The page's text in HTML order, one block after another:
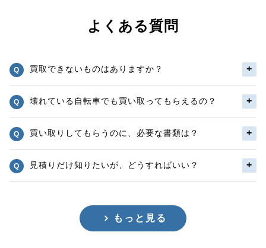
よくある質問
買取できないものはありますか？
壊れている自転車でも買い取ってもらえるの？
買い取りしてもらうのに、必要な書類は？
見積りだけ知りたいが、どうすればいい？
もっと見る